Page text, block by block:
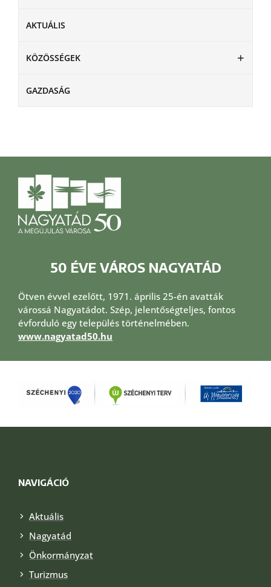
AKTUÁLIS
KÖZÖSSÉGEK
GAZDASÁG
50 ÉVE VÁROS NAGYATÁD
Ötven évvel ezelőtt, 1971. április 25-én avatták
várossá Nagyatádot. Szép, jelentőségteljes, fontos
évforduló egy település történelmében.
www.nagyatad50.hu
NAVIGÁCIÓ
Aktuális
Nagyatád
Önkormányzat
Turizmus